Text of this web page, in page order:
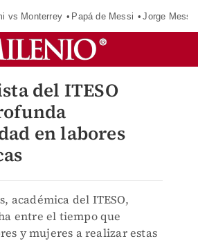
vs Monterrey Papá de Messi Jorge Messi
del ITESO
en labores
académica del ITESO,
entre el tiempo que
y mujeres a realizar estas